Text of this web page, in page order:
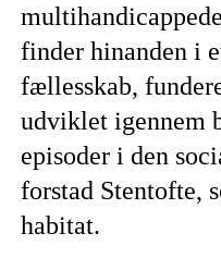
finder hinanden i
fællesskab,
udviklet igennem
episoder i den
forstad Stentofte,
habitat.